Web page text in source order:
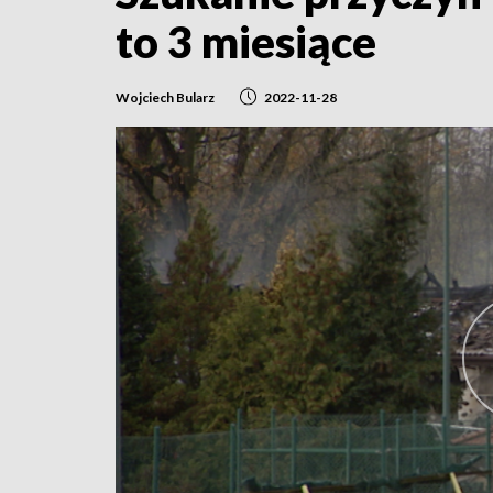
to 3 miesiące
Wojciech Bularz 2022-11-28